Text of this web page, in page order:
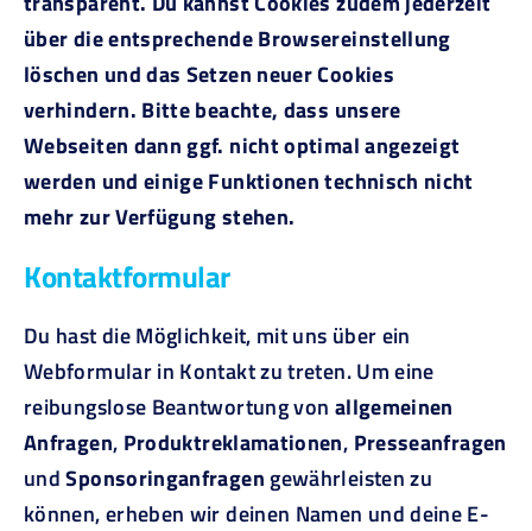
über die entsprechende Browsereinstellung
löschen und das Setzen neuer Cookies
verhindern. Bitte beachte, dass unsere
Webseiten dann ggf. nicht optimal angezeigt
werden und einige Funktionen technisch nicht
mehr zur Verfügung stehen.
Kontaktformular
Du hast die Möglichkeit, mit uns über ein
Webformular in Kontakt zu treten. Um eine
reibungslose Beantwortung von allgemeinen
Anfragen, Produktreklamationen, Presseanfragen
undSponsoringanfragen gewährleisten zu
können, erheben wir deinen Namen und deine E-